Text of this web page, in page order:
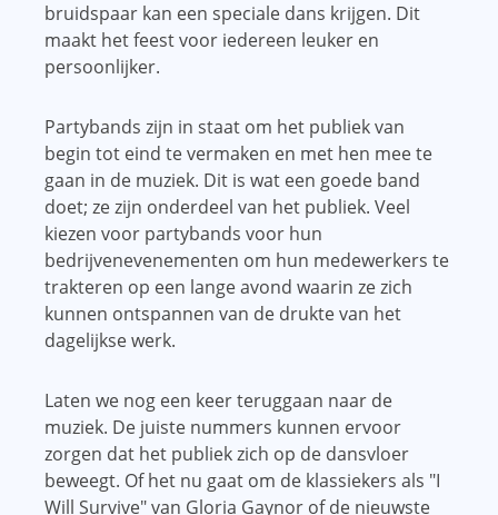
bruidspaar kan een speciale dans krijgen. Dit
maakt het feest voor iedereen leuker en
persoonlijker.
Partybands zijn in staat om het publiek van
begin tot eind te vermaken en met hen mee te
gaan in de muziek. Dit is wat een goede band
doet; ze zijn onderdeel van het publiek. Veel
kiezen voor partybands voor hun
bedrijvenevenementen om hun medewerkers te
trakteren op een lange avond waarin ze zich
kunnen ontspannen van de drukte van het
dagelijkse werk.
Laten we nog een keer teruggaan naar de
muziek. De juiste nummers kunnen ervoor
zorgen dat het publiek zich op de dansvloer
beweegt. Of het nu gaat om de klassiekers als "I
Will Survive" van Gloria Gaynor of de nieuwste